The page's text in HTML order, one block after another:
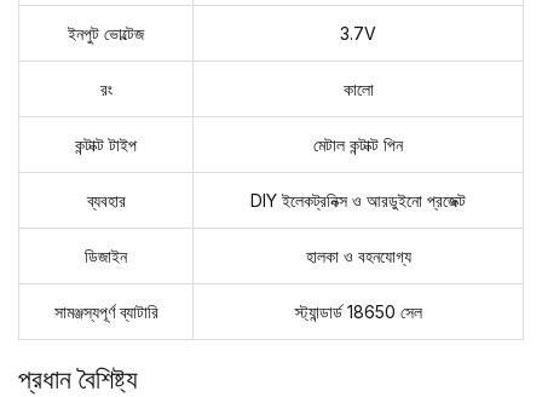
ইনপুট ভোল্টেজ 3.7V
রং কালো
কন্টাক্ট টাইপ মেটাল কন্টাক্ট পিন
ব্যবহার DIY ইলেকট্রনিক্স ও আরডুইনো প্রজেক্ট
ডিজাইন হালকা ও বহনযোগ্য
সামঞ্জস্যপূর্ণ ব্যাটারি স্ট্যান্ডার্ড 18650 সেল
প্রধান বৈশিষ্ট্য